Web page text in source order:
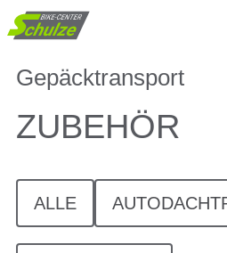
Gepäcktransport
ZUBEHÖR
ALLE